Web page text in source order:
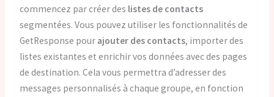
commencez par créer des listes de contacts
segmentées. Vous pouvez utiliser les fonctionnalités de
GetResponse pour ajouter des contacts, importer des
listes existantes et enrichir vos données avec des pages
de destination. Cela vous permettra d’adresser des
messages personnalisés à chaque groupe, en fonction